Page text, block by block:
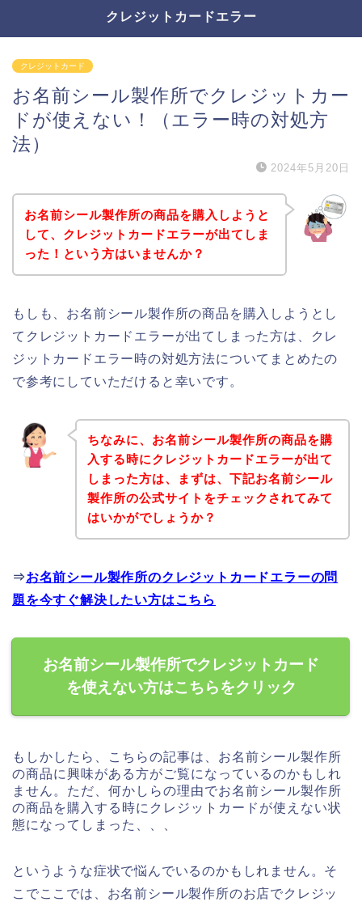
クレジットカードエラー
クレジットカード
お名前シール製作所でクレジットカー
ドが使えない！（エラー時の対処方
法）
2024年5月20日
お名前シール製作所の商品を購入しようと
して、クレジットカードエラーが出てしま
った！という方はいませんか？
もしも、お名前シール製作所の商品を購入しようとし
てクレジットカードエラーが出てしまった方は、クレ
ジットカードエラー時の対処方法についてまとめたの
で参考にしていただけると幸いです。
ちなみに、お名前シール製作所の商品を購
入する時にクレジットカードエラーが出て
しまった方は、まずは、下記お名前シール
製作所の公式サイトをチェックされてみて
はいかがでしょうか？
⇒お名前シール製作所のクレジットカードエラーの問
題を今すぐ解決したい方はこちら
お名前シール製作所でクレジットカード
を使えない方はこちらをクリック
もしかしたら、こちらの記事は、お名前シール製作所
の商品に興味がある方がご覧になっているのかもしれ
ません。ただ、何かしらの理由でお名前シール製作所
の商品を購入する時にクレジットカードが使えない状
態になってしまった、、、
というような症状で悩んでいるのかもしれません。そ
こでここでは、お名前シール製作所のお店でクレジッ